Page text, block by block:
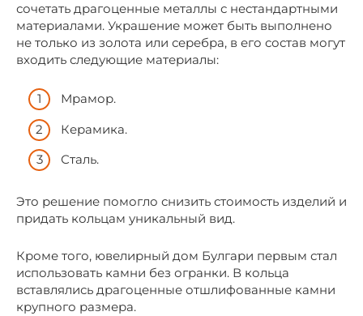
сочетать драгоценные металлы с нестандартными
материалами. Украшение может быть выполнено
не только из золота или серебра, в его состав могут
входить следующие материалы:
Мрамор.
Керамика.
Сталь.
Это решение помогло снизить стоимость изделий и
придать кольцам уникальный вид.
Кроме того, ювелирный дом Булгари первым стал
использовать камни без огранки. В кольца
вставлялись драгоценные отшлифованные камни
крупного размера.